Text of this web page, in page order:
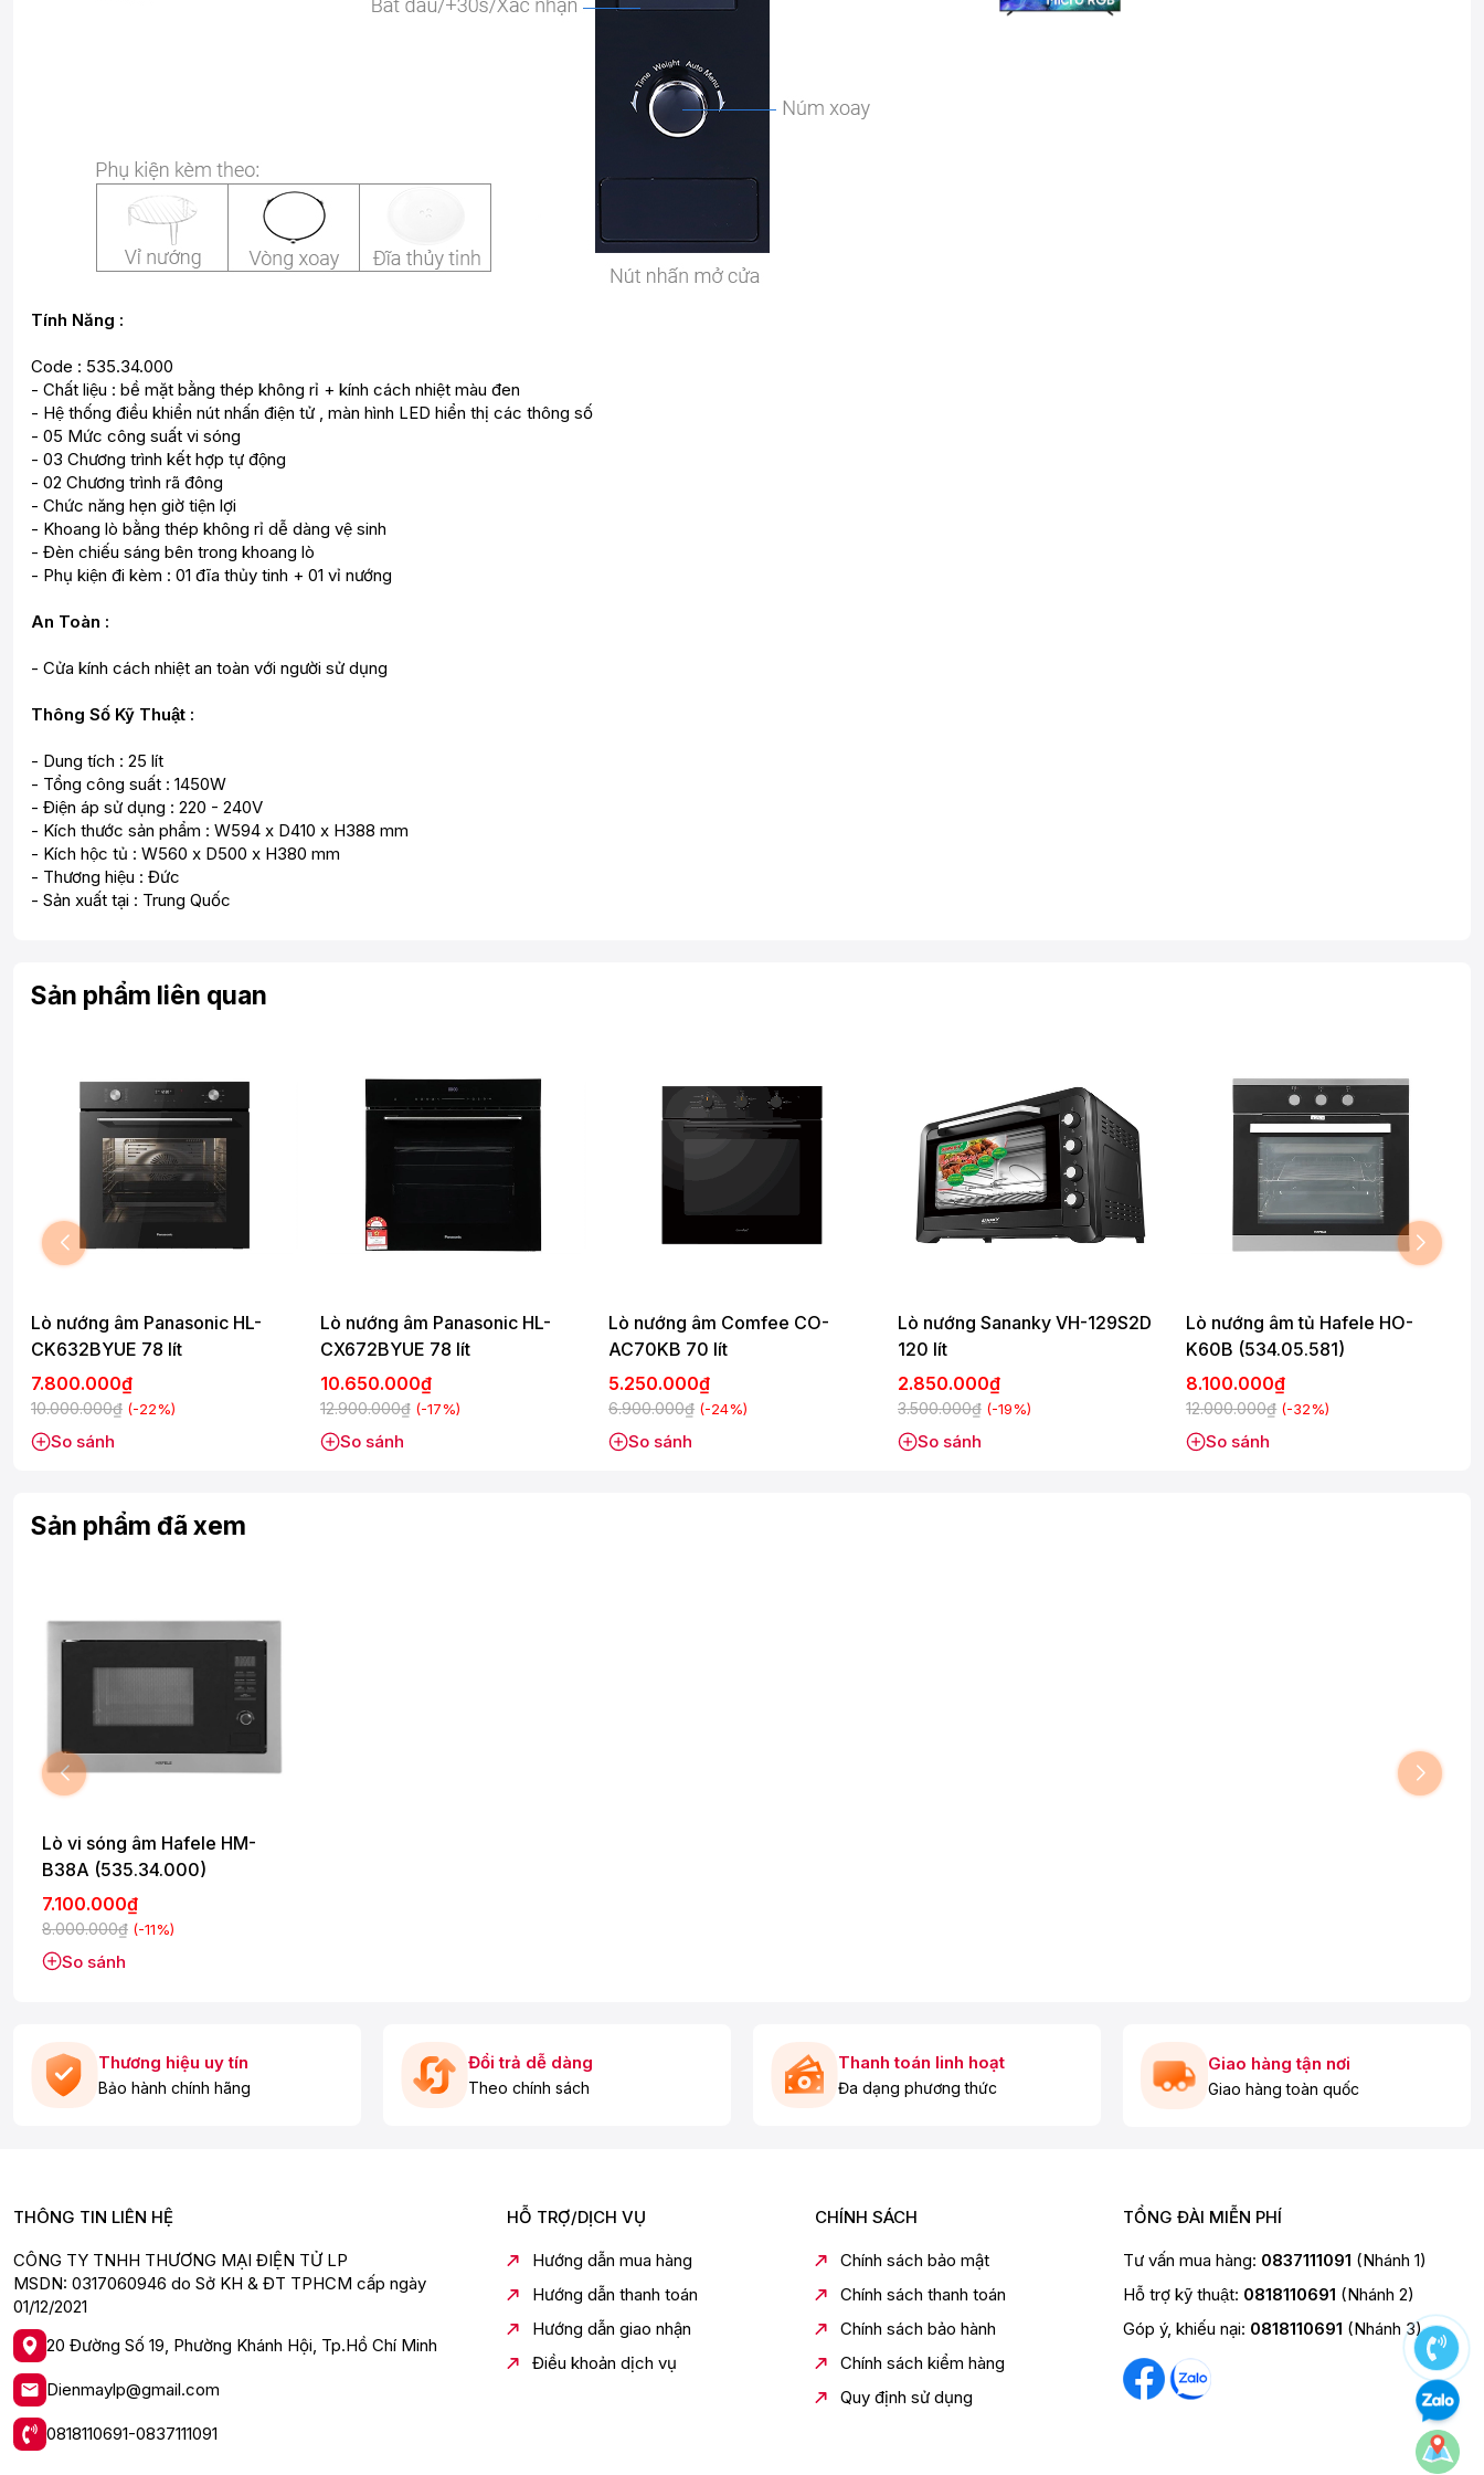
Tính Năng :
Code : 535.34.000
- Chất liệu : bề mặt bằng thép không rỉ + kính cách nhiệt màu đen
- Hệ thống điều khiển nút nhấn điện tử , màn hình LED hiển thị các thông số
- 05 Mức công suất vi sóng
- 03 Chương trình kết hợp tự động
- 02 Chương trình rã đông
- Chức năng hẹn giờ tiện lợi
- Khoang lò bằng thép không rỉ dễ dàng vệ sinh
- Đèn chiếu sáng bên trong khoang lò
- Phụ kiện đi kèm : 01 đĩa thủy tinh + 01 vỉ nướng
An Toàn :
- Cửa kính cách nhiệt an toàn với người sử dụng
Thông Số Kỹ Thuật :
- Dung tích : 25 lít
- Tổng công suất : 1450W
- Điện áp sử dụng : 220 - 240V
- Kích thước sản phẩm : W594 x D410 x H388 mm
- Kích hộc tủ : W560 x D500 x H380 mm
- Thương hiệu : Đức
- Sản xuất tại : Trung Quốc
Sản phẩm liên quan
Lò nướng âm Panasonic HL-
CK632BYUE 78 lít
7.800.000₫
10.000.000₫ (-22%)
So sánh
Lò nướng âm Panasonic HL-
CX672BYUE 78 lít
10.650.000₫
12.900.000₫ (-17%)
So sánh
Lò nướng âm Comfee CO-
AC70KB 70 lít
5.250.000₫
6.900.000₫ (-24%)
So sánh
Lò nướng Sananky VH-129S2D
120 lít
2.850.000₫
3.500.000₫ (-19%)
So sánh
Lò nướng âm tủ Hafele HO-
K60B (534.05.581)
8.100.000₫
12.000.000₫ (-32%)
So sánh
Sản phẩm đã xem
Lò vi sóng âm Hafele HM-
B38A (535.34.000)
7.100.000₫
8.000.000₫ (-11%)
So sánh
Thương hiệu uy tín
Bảo hành chính hãng
Đổi trả dễ dàng
Theo chính sách
Thanh toán linh hoạt
Đa dạng phương thức
Giao hàng tận nơi
Giao hàng toàn quốc
THÔNG TIN LIÊN HỆ
CÔNG TY TNHH THƯƠNG MẠI ĐIỆN TỬ LP
MSDN: 0317060946 do Sở KH & ĐT TPHCM cấp ngày
01/12/2021
20 Đường Số 19, Phường Khánh Hội, Tp.Hồ Chí Minh
Dienmaylp@gmail.com
0818110691-0837111091
HỖ TRỢ/DỊCH VỤ
Hướng dẫn mua hàng
Hướng dẫn thanh toán
Hướng dẫn giao nhận
Điều khoản dịch vụ
CHÍNH SÁCH
Chính sách bảo mật
Chính sách thanh toán
Chính sách bảo hành
Chính sách kiểm hàng
Quy định sử dụng
TỔNG ĐÀI MIỄN PHÍ
Tư vấn mua hàng: 0837111091 (Nhánh 1)
Hỗ trợ kỹ thuật: 0818110691 (Nhánh 2)
Góp ý, khiếu nại: 0818110691 (Nhánh 3)